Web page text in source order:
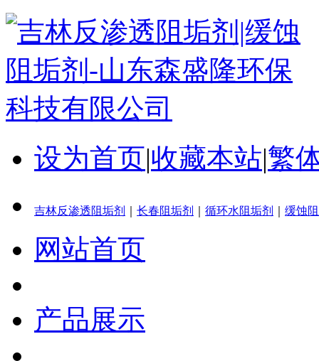
设为首页|收藏本站|繁
吉林反渗透阻垢剂 长春阻垢剂 循环水阻垢剂 缓蚀
网站首页
产品展示